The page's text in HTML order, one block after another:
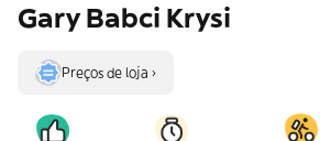
Gary Babci Krysi
Preços de loja ›